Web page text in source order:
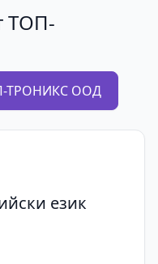
ТОП-
ТРОНИКС ООД
език